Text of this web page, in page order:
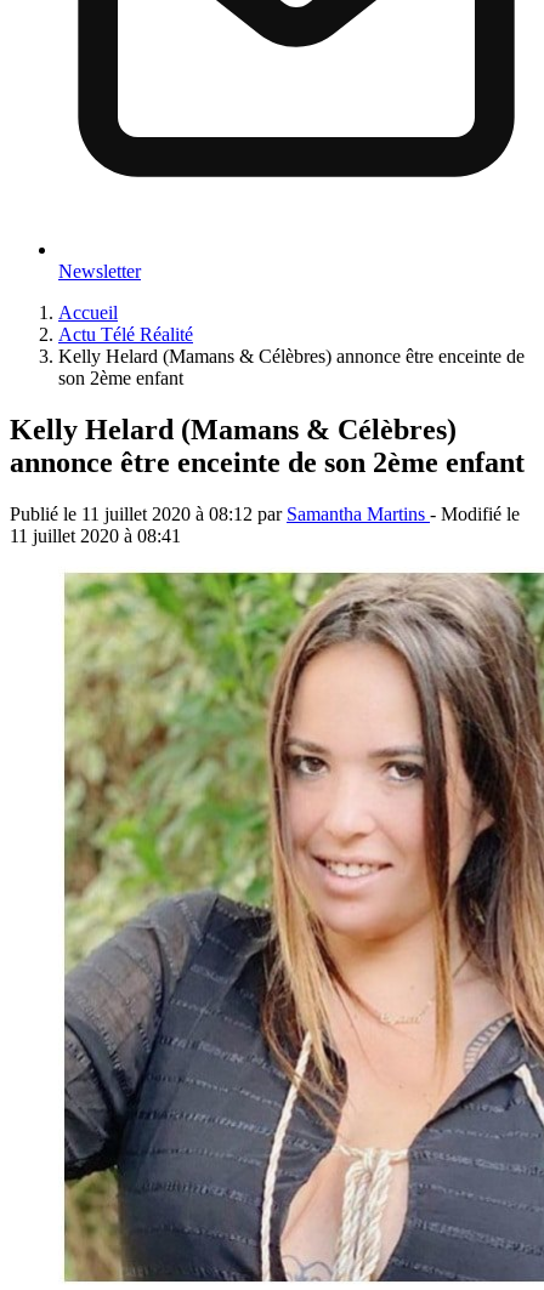
Newsletter
Accueil
Actu Télé Réalité
Kelly Helard (Mamans & Célèbres) annonce être enceinte de
son 2ème enfant
Kelly Helard (Mamans & Célèbres)
annonce être enceinte de son 2ème enfant
Publié le 11 juillet 2020 à 08:12 par Samantha Martins - Modifié le
11 juillet 2020 à 08:41